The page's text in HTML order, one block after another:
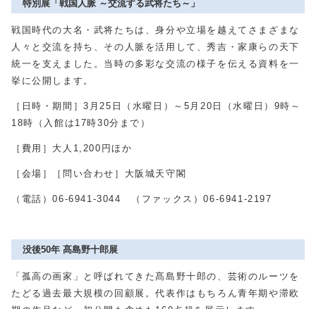
特別展「戦国人脈 ～交流する武将たち～」
戦国時代の大名・武将たちは、身分や立場を越えてさまざまな
人々と交流を持ち、その人脈を活用して、秀吉・家康らの天下
統一を支えました。当時の多彩な交流の様子を伝える資料を一
挙に公開します。
［日時・期間］3 月25 日（水曜日）～ 5 月20 日（水曜日） 9時～
18時（入館は 17時30分まで）
［費用］大人 1,200 円ほか
［会場］［問い合わせ］大阪城天守閣
（電話）06-6941-3044 （ファックス）06-6941-2197
没後50年 髙島野十郎展
「孤高の画家」と呼ばれてきた髙島野十郎の、芸術のルーツを
たどる過去最大規模の回顧展。代表作はもちろん青年期や滞欧